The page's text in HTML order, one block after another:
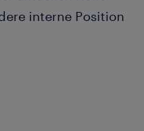
interne Position